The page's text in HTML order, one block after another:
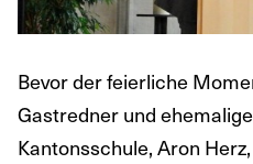
Bevor der feierliche
Gastredner und
Kantonsschule, Aron